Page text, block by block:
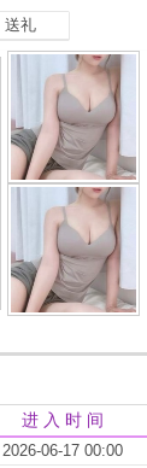
送礼
进 入 时 间
2026-06-17 00:00